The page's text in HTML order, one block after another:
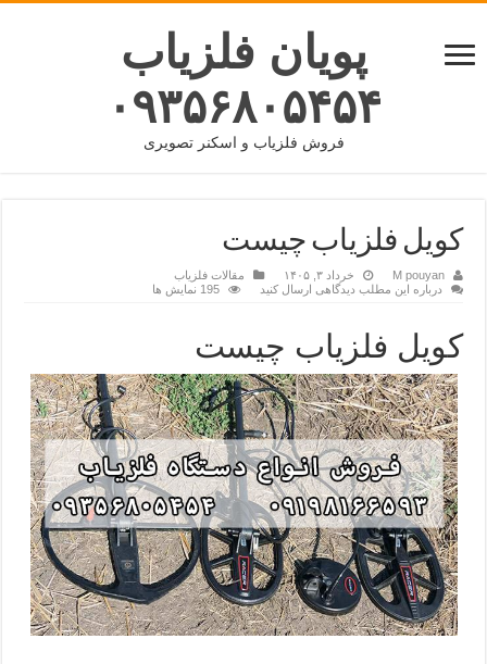
پویان فلزیاب
۰۹۳۵۶۸۰۵۴۵۴
فروش فلزیاب و اسکنر تصویری
کویل فلزیاب چیست
M pouyan خرداد ۳, ۱۴۰۵
مقالات فلزیاب
درباره این مطلب دیدگاهی ارسال کنید
195 نمایش ها
کویل فلزیاب چیست